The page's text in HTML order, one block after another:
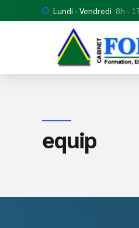
Lundi - Vendredi 8h -
equip